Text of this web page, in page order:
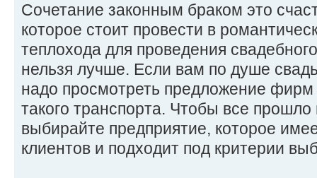
Сочетание законным браком это
которое стоит провести в
теплохода для проведения
нельзя лучше. Если вам по душе
надо просмотреть предложение
такого транспорта. Чтобы все
выбирайте предприятие, которое
клиентов и подходит под критерии